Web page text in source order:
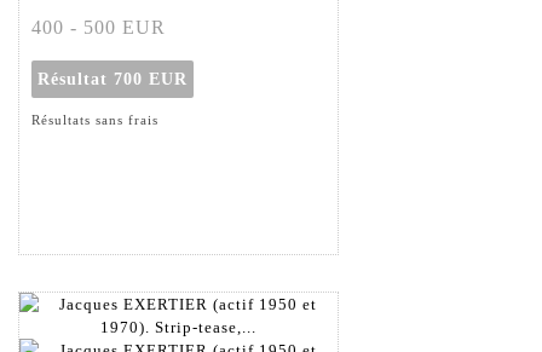
400 - 500 EUR
Résultat 700 EUR
Résultats sans frais